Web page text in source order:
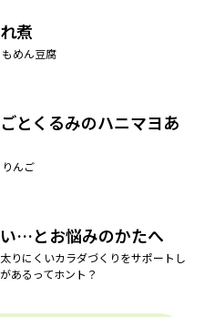
煮
めん豆腐
とくるみのハニマヨあ
んご
…とお悩みのかたへ
りにくいカラダづくりをサポートし
あるってホント？